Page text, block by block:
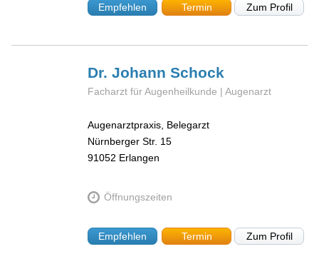
Empfehlen Termin Zum Profil
Dr. JohannSchock
Facharzt für Augenheilkunde | Augenarzt
Augenarztpraxis, Belegarzt
Nürnberger Str. 15
91052 Erlangen
Öffnungszeiten
Empfehlen Termin Zum Profil